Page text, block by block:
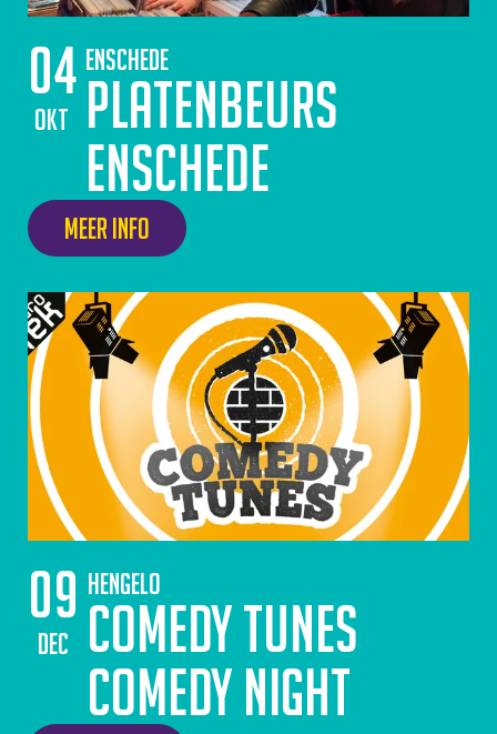
04
okt
Enschede
Platenbeurs
Enschede
Meer info
09
dec
Hengelo
Comedy Tunes
Comedy Night